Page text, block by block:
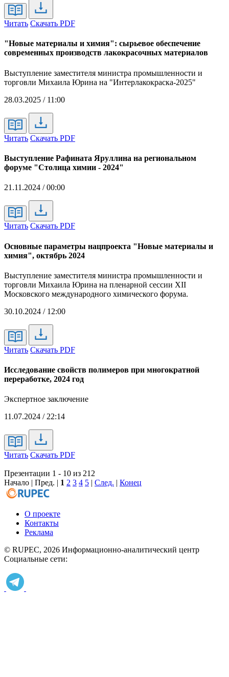
Читать Скачать PDF
"Новые материалы и химия": сырьевое обеспечение
современных производств лакокрасочных материалов
Выступление заместителя министра промышленности и
торговли Михаила Юрина на "Интерлакокраска-2025"
28.03.2025 / 11:00
Читать Скачать PDF
Выступление Рафината Яруллина на региональном
форуме "Столица химии - 2024"
21.11.2024 / 00:00
Читать Скачать PDF
Основные параметры нацпроекта "Новые материалы и
химия", октябрь 2024
Выступление заместителя министра промышленности и
торговли Михаила Юрина на пленарной сессии XII
Московского международного химического форума.
30.10.2024 / 12:00
Читать Скачать PDF
Исследование свойств полимеров при многократной
переработке, 2024 год
Экспертное заключение
11.07.2024 / 22:14
Читать Скачать PDF
Презентации 1 - 10 из 212
Начало | Пред. | 1 2 3 4 5 | След. | Конец
О проекте
Контакты
Реклама
© RUPEC, 2026 Информационно-аналитический центр
Социальные сети: